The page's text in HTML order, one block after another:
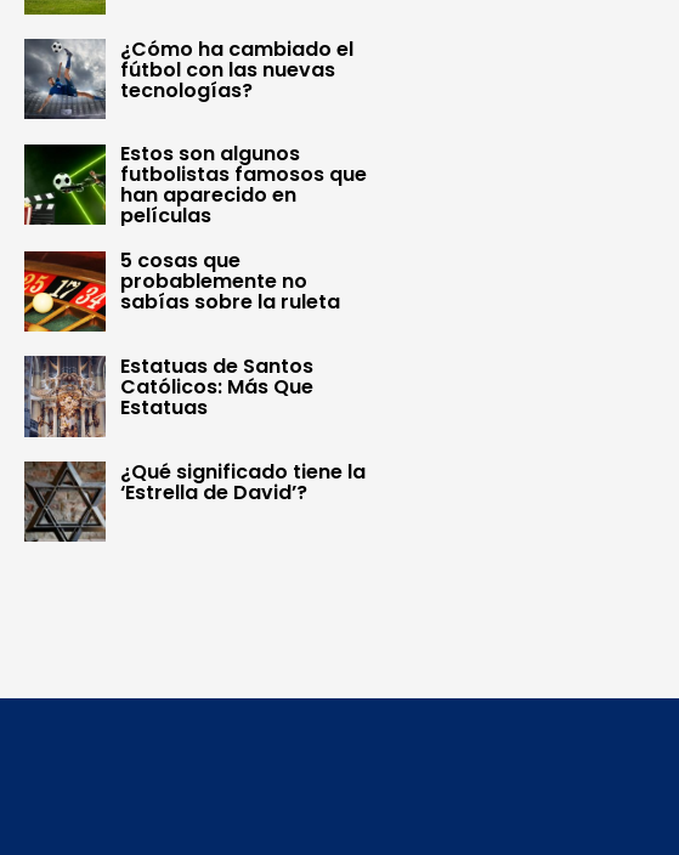
¿Cómo ha cambiado el
fútbol con las nuevas
tecnologías?
Estos son algunos
futbolistas famosos que
han aparecido en
películas
5 cosas que
probablemente no
sabías sobre la ruleta
Estatuas de Santos
Católicos: Más Que
Estatuas
¿Qué significado tiene la
‘Estrella de David’?